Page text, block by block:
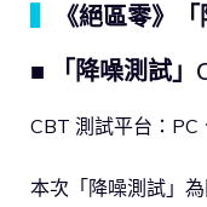
《絕區零》
■ 「降噪測試」
CBT 測試平台：PC
本次「降噪測試」